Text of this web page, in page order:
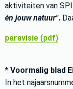
aktiviteiten van
én jouw natuur".
paravisie (pdf)
* Voormalig blad
In het